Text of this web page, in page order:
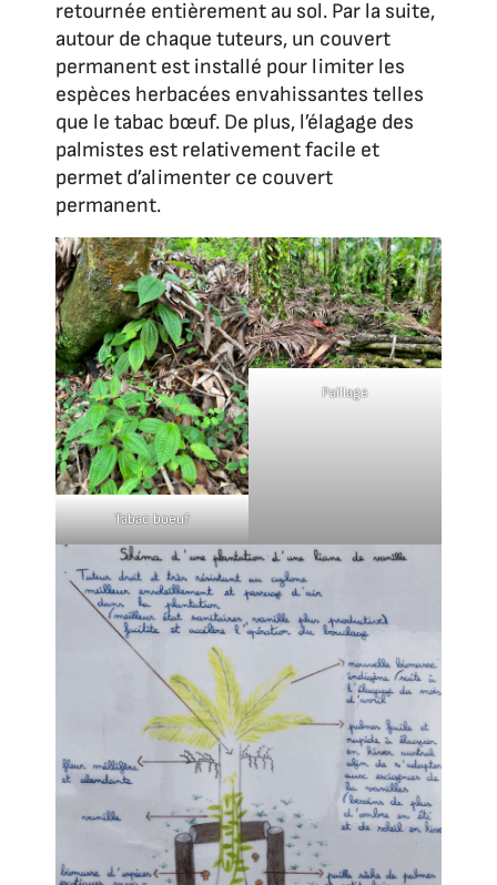
retournée entièrement au sol. Par la suite,
autour de chaque tuteurs, un couvert
permanent est installé pour limiter les
espèces herbacées envahissantes telles
que le tabac bœuf. De plus, l’élagage des
palmistes est relativement facile et
permet d’alimenter ce couvert
permanent.
Tabac boeuf
Paillage